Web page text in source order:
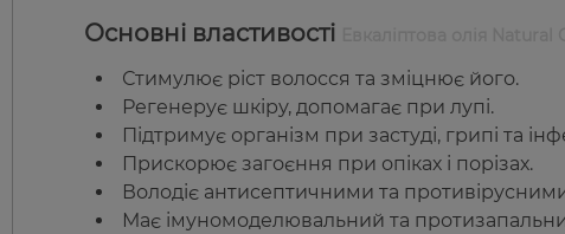
Основні властивості
Стимулює ріст волосся та зміцнює його.
Регенерує шкіру, допомагає при лупі.
Підтримує організм при застуді, грипі та
Прискорює загоєння при опіках і порізах.
Володіє антисептичними та
Має імуномоделювальний та